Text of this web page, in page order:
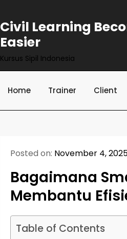
Civil Learning
Easier
Kursus Sipil Indonesia
Home Trainer Client
Posted on: November 4,
Bagaimana
Membantu
Table of Contents